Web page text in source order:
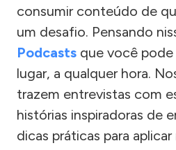
consumir conteúdo de
um desafio. Pensando
Podcasts que você
lugar, a qualquer hora.
trazem entrevistas com
histórias inspiradoras de
dicas práticas para